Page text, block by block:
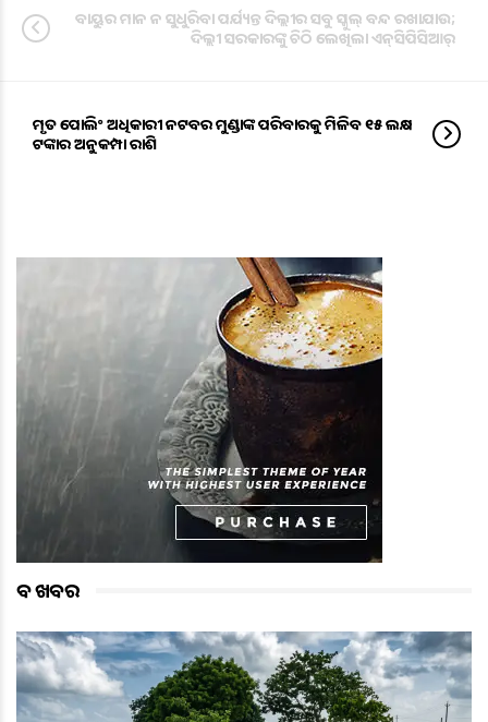
ବାୟୁର ମାନ ନ ସୁଧୁରିବା ପର୍ଯ୍ୟନ୍ତ ଦିଲ୍ଲୀର ସବୁ ସ୍କୁଲ୍‌ ବନ୍ଦ ରଖାଯାଉ;
ଦିଲ୍ଲୀ ସରକାରଙ୍କୁ ଚିଠି ଲେଖିଲା ଏନ୍‌ସିପିସିଆର୍‌
ମୃତ ପୋଲିଂ ଅଧିକାରୀ ନଟବର ମୁଣ୍ଡାଙ୍କ ପରିବାରକୁ ମିଳିବ ୧୫ ଲକ୍ଷ
ଟଙ୍କାର ଅନୁକମ୍ପା ରାଶି
ବଡ ଖବର